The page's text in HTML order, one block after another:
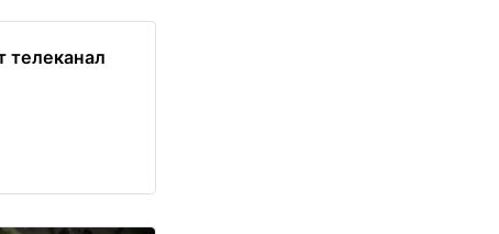
телеканал